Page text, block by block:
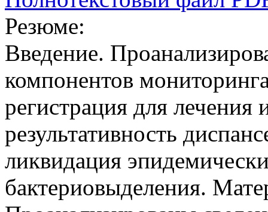
Резюме:
Введение.
компонентов
регистрация для
результативность
ликвидация
бактериовыделения.